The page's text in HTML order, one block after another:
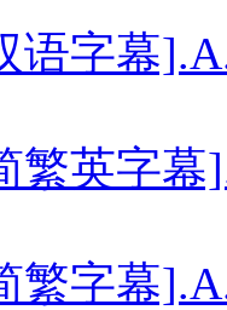
字幕
英字幕
字幕